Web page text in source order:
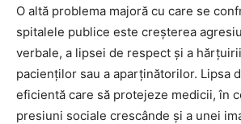
O altă problema majoră cu care se
spitalele publice este creșterea
verbale, a lipsei de respect și a
pacienților sau a aparținătorilor. Lipsa
eficientă care să protejeze medicii, în
presiuni sociale crescânde și a unei